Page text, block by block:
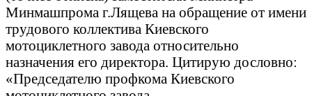
Минмашпрома г.Лящева на обращение от имени
трудового коллектива Киевского
мотоциклетного завода относительно
назначения его директора. Цитирую дословно:
«Председателю профкома Киевского